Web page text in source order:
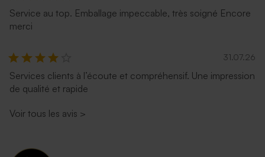
Service au top. Emballage impeccable, très soigné Encore
merci
31.07.26
Services clients à l’écoute et compréhensif. Une impression
de qualité et rapide
Voir tous les avis >